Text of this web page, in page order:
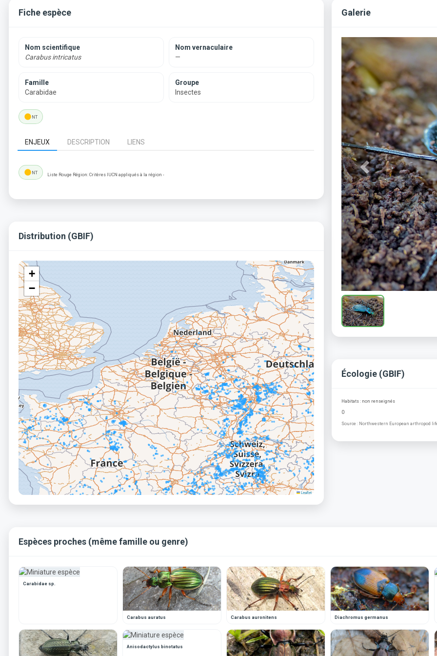
Fiche espèce
Nom scientifique
Carabus intricatus
Nom vernaculaire
—
Famille
Carabidae
Groupe
Insectes
lensNT
ENJEUX DESCRIPTION LIENS
lensNT Liste Rouge Région: Critères IUCN appliqués à la région -
Galerie
Previous
Distribution (GBIF)
+
−
Leaflet
Écologie (GBIF)
Habitats : non renseignés
0
Source : Northwestern European arthropod
Espèces proches (même famille ou genre)
Carabidae sp.
Carabus auratus Carabus auronitens Diachromus germanus
Anisodactylus binotatus